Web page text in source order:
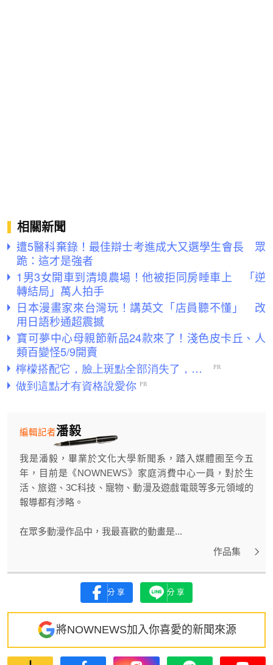
相關新聞
遭5醫科棄錄！最佳辯士考進成大又選學生會長 眾
跪：這才是強者
1男3女開車到清境農場！他被拒同房睡車上 「逆
轉結局」萬人拍手
日本漫畫家來台灣玩！講英文「店員聽不懂」 改
用日語秒通超震撼
寶可夢中心母親節新品24款來了！淺色皮卡丘、人
類百變怪5/9開賣
潘毅
編輯記者
我是潘毅，畢業於文化大學新聞系，踏入媒體圈至今五
年，目前是《NOWNEWS》家庭消費中心一員，對於生
活、旅遊、3C科技、寵物、動漫及遊戲電競等多元領域的
報導都有涉略。
在眾多動漫作品中，我最喜歡的動畫是...
作品集
分享 分享
將NOWNEWS加入你喜愛的新聞來源